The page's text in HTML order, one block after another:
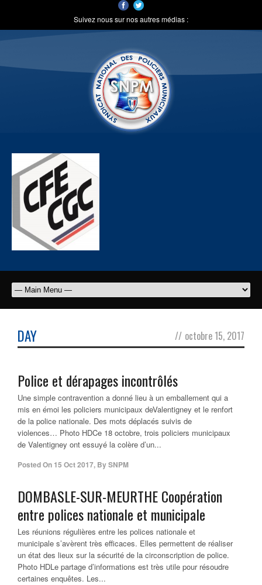
Suivez nous sur nos autres médias :
DAY // octobre 15, 2017
Police et dérapages incontrôlés
Une simple contravention a donné lieu à un emballement qui a
mis en émoi les policiers municipaux deValentigney et le renfort
de la police nationale. Des mots déplacés suivis de
violences… Photo HDCe 18 octobre, trois policiers municipaux
de Valentigney ont essuyé la colère d’un...
Posted On 15 Oct 2017, BySNPM
DOMBASLE-SUR-MEURTHE Coopération
entre polices nationale et municipale
Les réunions régulières entre les polices nationale et
municipale s’avèrent très efficaces. Elles permettent de réaliser
un état des lieux sur la sécurité de la circonscription de police.
Photo HDLe partage d’informations est très utile pour résoudre
certaines enquêtes. Les...